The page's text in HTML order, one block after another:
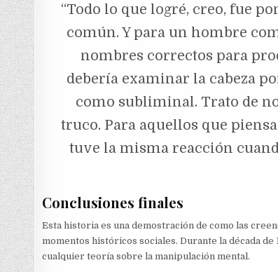
“Todo lo que logré, creo, fue
común. Y para un hombre
nombres correctos para
debería examinar la cabeza
como subliminal. Trato de
truco. Para aquellos que
tuve la misma reacción
Conclusiones finales
Esta historia es una demostración de como las
momentos históricos sociales. Durante la década de
cualquier teoría sobre la manipulación mental.